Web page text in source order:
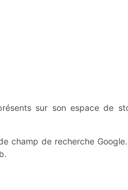
sur son espace de
champ de recherche Google.